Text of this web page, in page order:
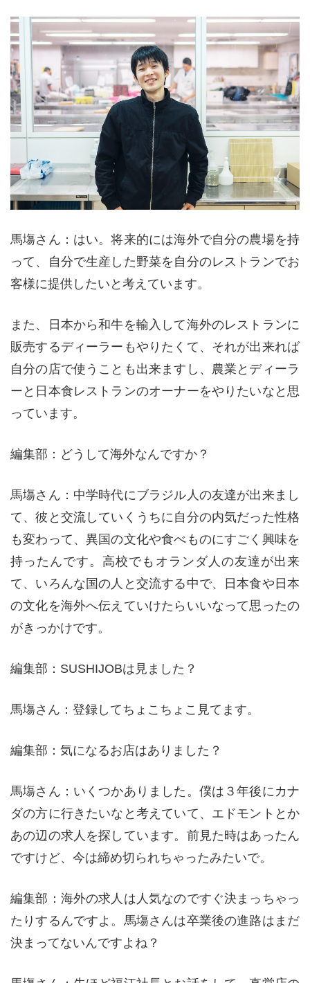
馬塲さん：はい。将来的には海外で自分の農場を持
って、自分で生産した野菜を自分のレストランでお
客様に提供したいと考えています。
また、日本から和牛を輸入して海外のレストランに
販売するディーラーもやりたくて、それが出来れば
自分の店で使うことも出来ますし、農業とディーラ
ーと日本食レストランのオーナーをやりたいなと思
っています。
編集部：どうして海外なんですか？
馬塲さん：中学時代にブラジル人の友達が出来まし
て、彼と交流していくうちに自分の内気だった性格
も変わって、異国の文化や食べものにすごく興味を
持ったんです。高校でもオランダ人の友達が出来
て、いろんな国の人と交流する中で、日本食や日本
の文化を海外へ伝えていけたらいいなって思ったの
がきっかけです。
編集部：SUSHIJOBは見ました？
馬塲さん：登録してちょこちょこ見てます。
編集部：気になるお店はありました？
馬塲さん：いくつかありました。僕は３年後にカナ
ダの方に行きたいなと考えていて、エドモントとか
あの辺の求人を探しています。前見た時はあったん
ですけど、今は締め切られちゃったみたいで。
編集部：海外の求人は人気なのですぐ決まっちゃっ
たりするんですよ。馬塲さんは卒業後の進路はまだ
決まってないんですよね？